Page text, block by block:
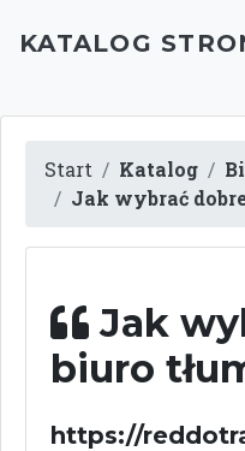
KATALOG
Start Katalog
Jak wybrać
Jak
biuro
https://